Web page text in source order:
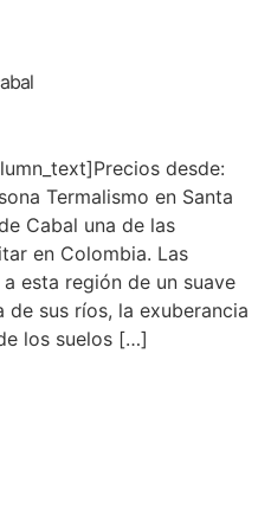
desde:
Termalismo en Santa
Cabal una de las
en Colombia. Las
esta región de un suave
de sus ríos, la exuberancia
los suelos […]